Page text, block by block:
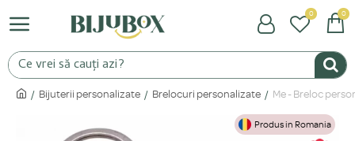
0 0
Bijuterii personalizate Brelocuri personalizate Me - Breloc
Produs in Romania